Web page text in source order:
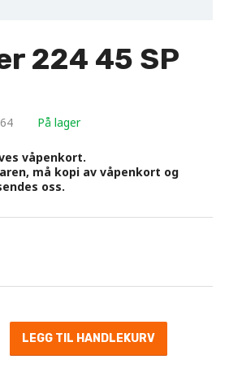
224 45 SP
På lager
våpenkort.
må kopi av våpenkort og
oss.
LEGG TIL HANDLEKURV